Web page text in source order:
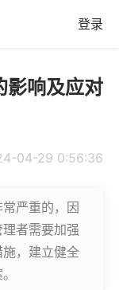
登录
影响及应对
04-29 0:56:36
严重的，因
者需要加强
，建立健全